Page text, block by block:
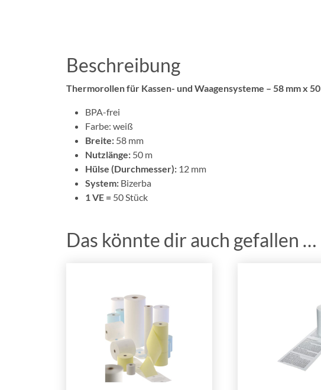
Beschreibung
Thermorollen für Kassen- und Waagensysteme – 58 mm x
BPA-frei
Farbe: weiß
Breite: 58 mm
Nutzlänge: 50 m
Hülse (Durchmesser): 12 mm
System: Bizerba
1 VE = 50 Stück
Das könnte dir auch gefallen …